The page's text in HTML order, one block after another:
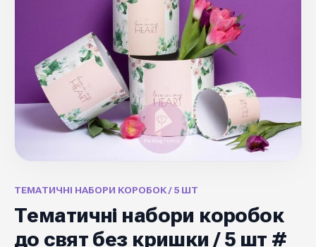
ТЕМАТИЧНІ НАБОРИ КОРОБОК / 5 ШТ
Тематичні набори коробок
до свят без кришки / 5 шт #